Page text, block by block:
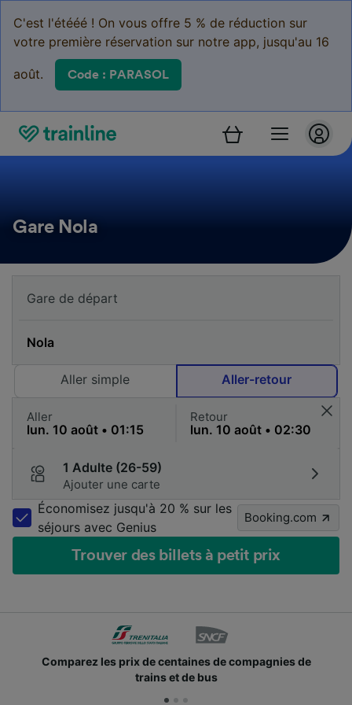
C'est l'étééé ! On vous offre 5 % de réduction sur
votre première réservation sur notre app, jusqu'au 16
août. Code : PARASOL
Gare Nola
Aller simple Aller-retour
Aller Retour
1 Adulte (26-59)
Ajouter une carte
Économisez jusqu'à 20 % sur les
séjours avec Genius
Booking.com
Trouver des billets à petit prix
de compagnies de
Des millions de